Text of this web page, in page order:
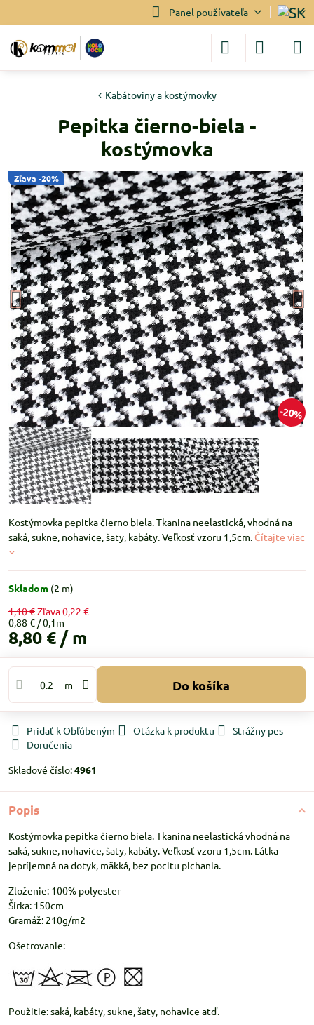
Panel používateľa
Zľava -20%
20%
Kabátoviny a kostýmovky
Pepitka čierno-biela -
kostýmovka
Kostýmovka pepitka čierno biela. Tkanina neelastická, vhodná na
saká, sukne, nohavice, šaty, kabáty. Veľkosť vzoru 1,5cm. Čítajte viac
Skladom (2 m)
1,10 €Zľava0,22 €
0,88 €
8,80 € / m
m Do košíka
Pridať k Obľúbeným Otázka k produktu
Strážny pes
Doručenia
Skladové číslo:4961
Popis
Kostýmovka pepitka čierno biela. Tkanina neelastická vhodná na
saká, sukne, nohavice, šaty, kabáty. Veľkosť vzoru 1,5cm. Látka
jepríjemná na dotyk, mäkká, bez pocitu pichania.
Zloženie: 100% polyester
Šírka: 150cm
Gramáž: 210g/m2
Ošetrovanie:
Použitie: saká, kabáty, sukne, šaty, nohavice atď.